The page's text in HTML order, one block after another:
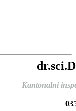
Kantonalni